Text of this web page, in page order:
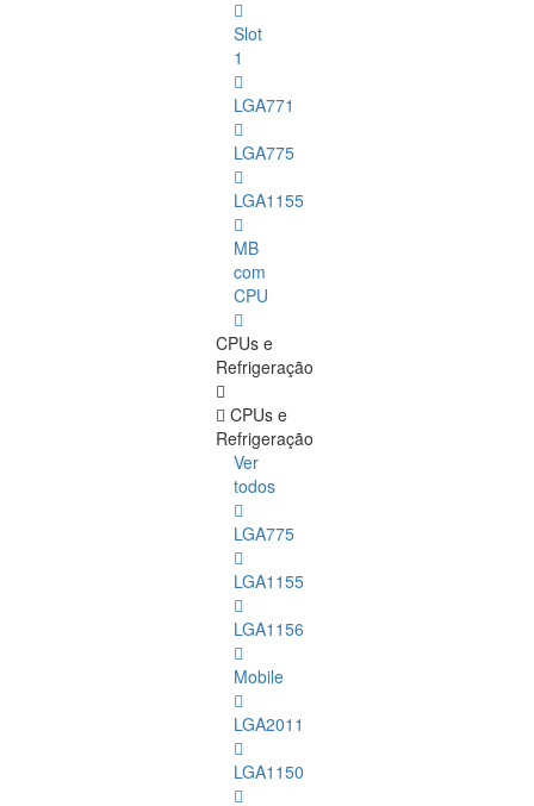
Slot
1
LGA771
LGA775
LGA1155
MB
com
CPU
CPUs e
Refrigeração
CPUs e
Refrigeração
Ver
todos
LGA775
LGA1155
LGA1156
Mobile
LGA2011
LGA1150